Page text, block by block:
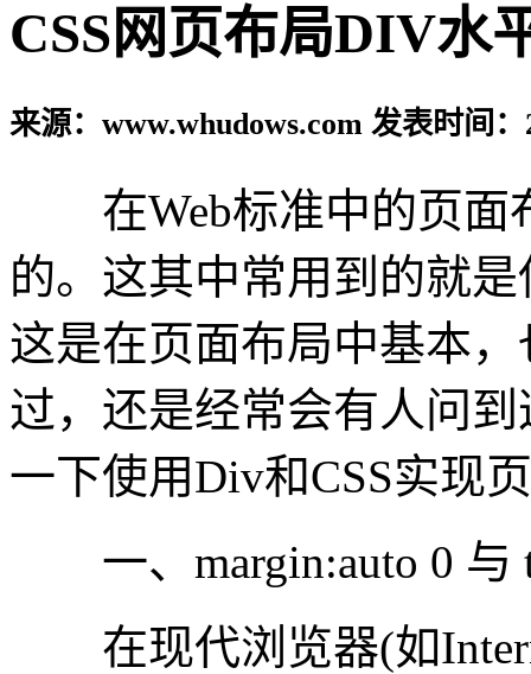
CSS网页布局DIV水
来源：www.whudows.com 发表时间：
在Web标准中的页面
的。这其中常用到的就
这是在页面布局中基本
过，还是经常会有人问
一下使用Div和CSS实现
一、margin:auto 0 与
在现代浏览器(如